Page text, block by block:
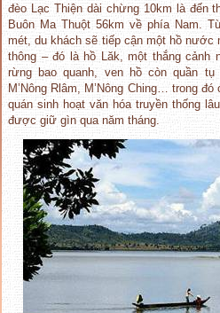
đèo Lạc Thiện dài chừng 10km là đến
Buôn Ma Thuột 56km về phía Nam.
mét, du khách sẽ tiếp cận một hồ nước
thông – đó là hồ Lăk, một thắng cảnh
rừng bao quanh, ven hồ còn quần tụ
M’Nông Rlâm, M’Nông Ching… trong
quán sinh hoạt văn hóa truyền thống
được giữ gìn qua năm tháng.